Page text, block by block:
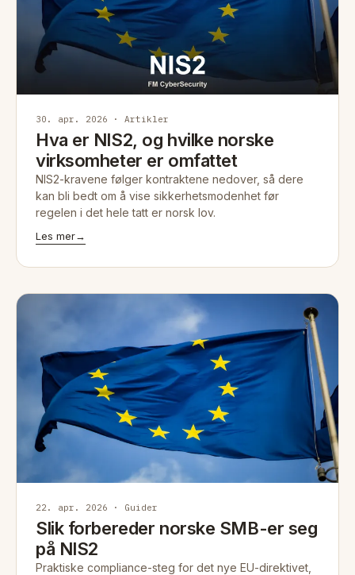
30. apr. 2026 · Artikler
Hva er NIS2, og hvilke norske
virksomheter er omfattet
NIS2-kravene følger kontraktene nedover, så dere
kan bli bedt om å vise sikkerhetsmodenhet før
regelen i det hele tatt er norsk lov.
Les mer→
22. apr. 2026 · Guider
Slik forbereder norske SMB-er seg
på NIS2
Praktiske compliance-steg for det nye EU-direktivet,